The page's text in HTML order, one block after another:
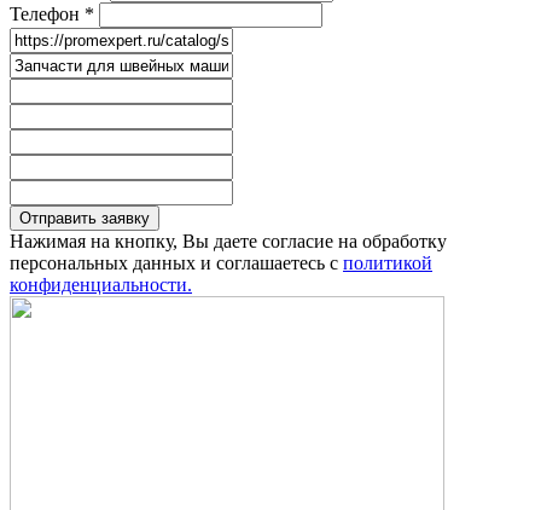
Телефон *
Отправить заявку
Нажимая на кнопку, Вы даете согласие на обработку
персональных данных и соглашаетесь с политикой
конфиденциальности.